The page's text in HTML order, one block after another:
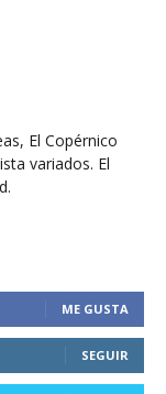
El Copérnico
variados. El
ME GUSTA
SEGUIR